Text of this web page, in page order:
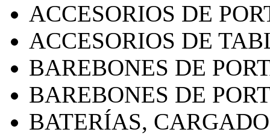
ACCESORIOS DE
ACCESORIOS DE
BAREBONES DE
BAREBONES DE
BATERÍAS,